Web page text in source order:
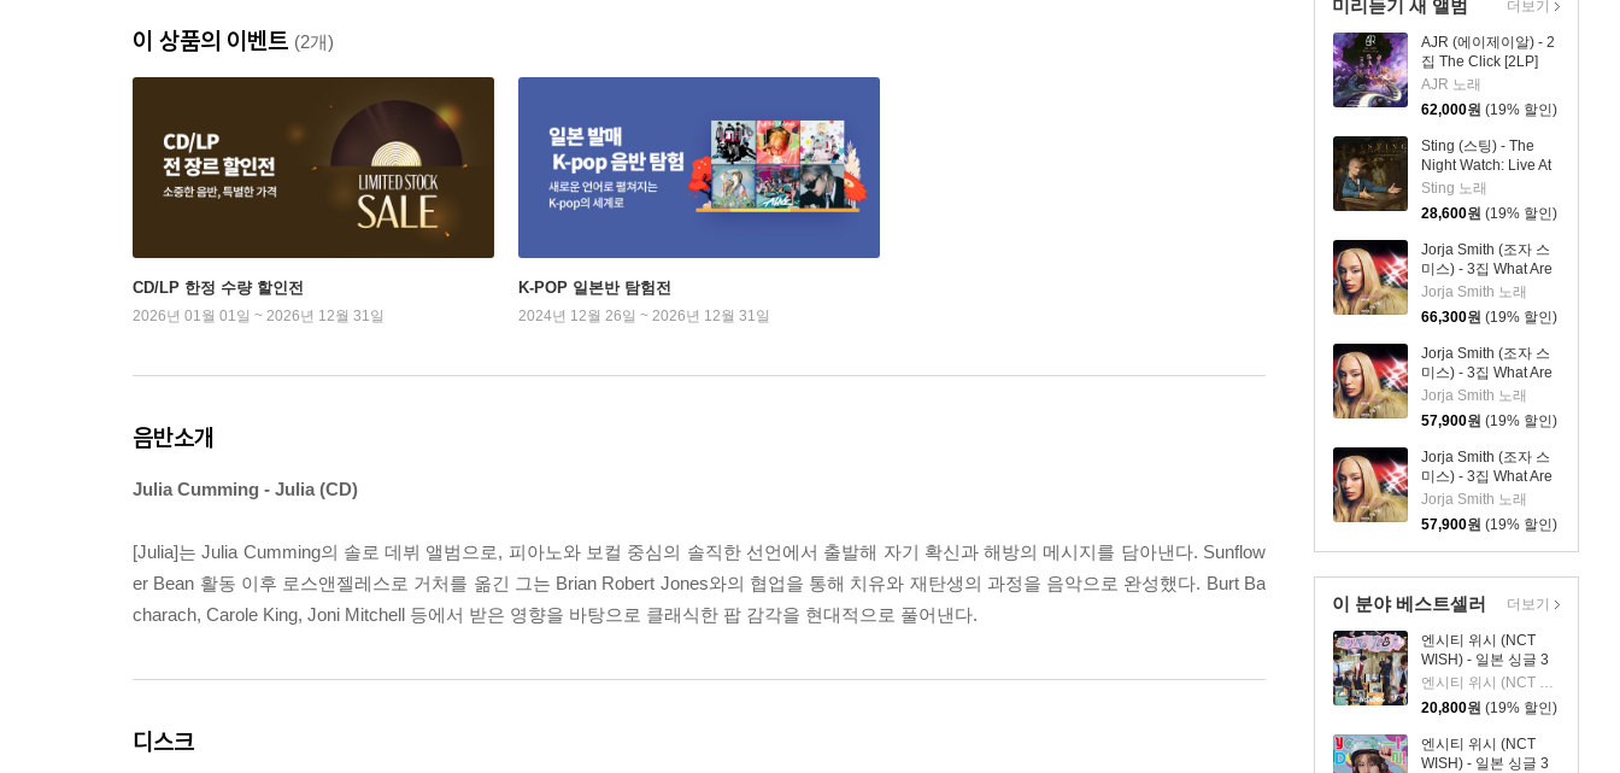
미리듣기 새 앨범
AJR (에이제이알) - 2
집 The Click [2LP]
AJR 노래
62,000원 (19% 할인)
Sting (스팅) - The
Night Watch: Live At
The Rijksmuseum
Sting 노래
28,600원 (19% 할인)
Jorja Smith (조자 스
미스) - 3집 What Are
The Odds [스플래터
컬러 LP]
Jorja Smith 노래
66,300원 (19% 할인)
Jorja Smith (조자 스
미스) - 3집 What Are
The Odds [심플 오렌
지 컬러 LP]
Jorja Smith 노래
57,900원 (19% 할인)
Jorja Smith (조자 스
미스) - 3집 What Are
The Odds [심플 바이
올렛 컬러 LP]
Jorja Smith 노래
57,900원 (19% 할인)
더보기
이 분야 베스트셀러
엔시티 위시 (NCT
WISH) - 일본 싱글 3
집 YO-I-DON! / BOY
MEETS GIRL [통상판
BOY MEETS GIRL
Ver.]
엔시티 위시 (NCT WISH)
20,800원 (19% 할인)
엔시티 위시 (NCT
WISH) - 일본 싱글 3
더보기
이 상품의 이벤트 (2개)
CD/LP 한정 수량 할인전
2026년 01월 01일 ~ 2026년 12월 31일
K-POP 일본반 탐험전
2024년 12월 26일 ~ 2026년 12월 31일
음반소개
Julia Cumming - Julia (CD)
[Julia]는 Julia Cumming의 솔로 데뷔 앨범으로, 피아노와 보컬 중심의 솔직한 선언에서 출발해 자기 확신과 해방의 메시지를 담아낸다. Sunflow
er Bean 활동 이후 로스앤젤레스로 거처를 옮긴 그는 Brian Robert Jones와의 협업을 통해 치유와 재탄생의 과정을 음악으로 완성했다. Burt Ba
charach, Carole King, Joni Mitchell 등에서 받은 영향을 바탕으로 클래식한 팝 감각을 현대적으로 풀어낸다.
디스크